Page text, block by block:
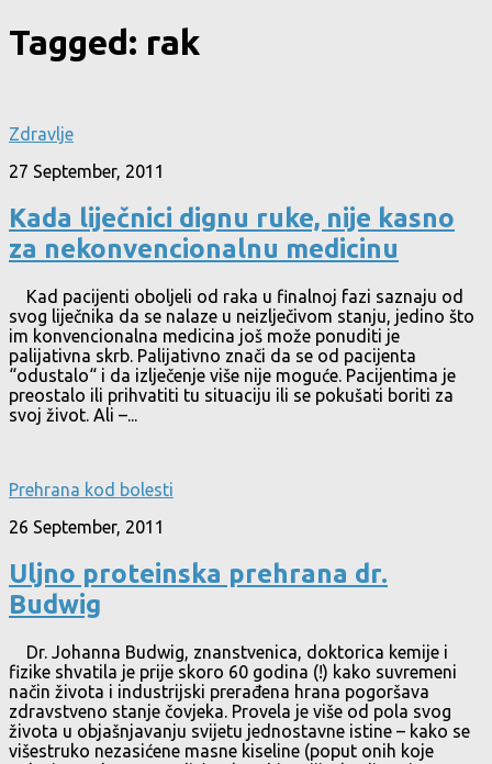
Tagged: rak
Zdravlje
27 September, 2011
Kada liječnici dignu ruke, nije kasno
za nekonvencionalnu medicinu
Kad pacijenti oboljeli od raka u finalnoj fazi saznaju od
svog liječnika da se nalaze u neizlječivom stanju, jedino što
im konvencionalna medicina još može ponuditi je
palijativna skrb. Palijativno znači da se od pacijenta
“odustalo“ i da izlječenje više nije moguće. Pacijentima je
preostalo ili prihvatiti tu situaciju ili se pokušati boriti za
svoj život. Ali –...
Prehrana kod bolesti
26 September, 2011
Uljno proteinska prehrana dr.
Budwig
Dr. Johanna Budwig, znanstvenica, doktorica kemije i
fizike shvatila je prije skoro 60 godina (!) kako suvremeni
način života i industrijski prerađena hrana pogoršava
zdravstveno stanje čovjeka. Provela je više od pola svog
života u objašnjavanju svijetu jednostavne istine – kako se
višestruko nezasićene masne kiseline (poput onih koje